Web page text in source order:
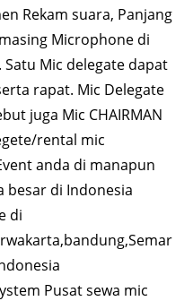
Rekam suara, Panjang
Microphone di
Mic delegate dapat
rapat. Mic Delegate
juga Mic CHAIRMAN
rental mic
anda di manapun
besar di Indonesia
di
Pusat sewa mic